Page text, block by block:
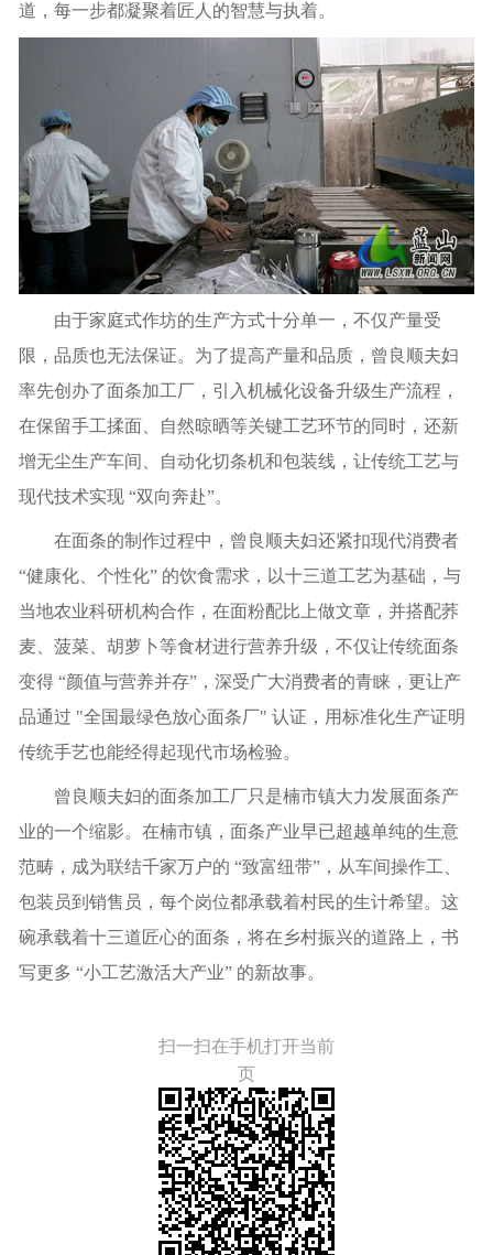
道，每一步都凝聚着匠人的智慧与执着。
由于家庭式作坊的生产方式十分单一，不仅产量受
限，品质也无法保证。为了提高产量和品质，曾良顺夫妇
率先创办了面条加工厂，引入机械化设备升级生产流程，
在保留手工揉面、自然晾晒等关键工艺环节的同时，还新
增无尘生产车间、自动化切条机和包装线，让传统工艺与
现代技术实现 “双向奔赴”。
在面条的制作过程中，曾良顺夫妇还紧扣现代消费者
“健康化、个性化” 的饮食需求，以十三道工艺为基础，与
当地农业科研机构合作，在面粉配比上做文章，并搭配荞
麦、菠菜、胡萝卜等食材进行营养升级，不仅让传统面条
变得 “颜值与营养并存”，深受广大消费者的青睐，更让产
品通过 "全国最绿色放心面条厂" 认证，用标准化生产证明
传统手艺也能经得起现代市场检验。
曾良顺夫妇的面条加工厂只是楠市镇大力发展面条产
业的一个缩影。在楠市镇，面条产业早已超越单纯的生意
范畴，成为联结千家万户的 “致富纽带”，从车间操作工、
包装员到销售员，每个岗位都承载着村民的生计希望。这
碗承载着十三道匠心的面条，将在乡村振兴的道路上，书
写更多 “小工艺激活大产业” 的新故事。
扫一扫在手机打开当前
页